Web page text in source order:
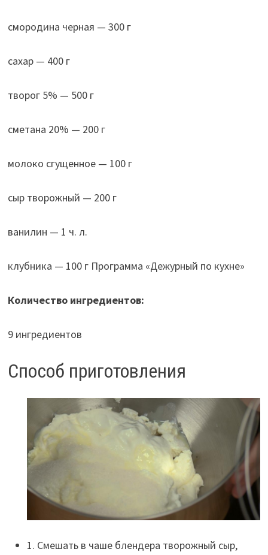
смородина черная — 300 г
сахар — 400 г
творог 5% — 500 г
сметана 20% — 200 г
молоко сгущенное — 100 г
сыр творожный — 200 г
ванилин — 1 ч. л.
клубника — 100 г Программа «Дежурный по кухне»
Количество ингредиентов:
9 ингредиентов
Способ приготовления
1. Смешать в чаше блендера творожный сыр,